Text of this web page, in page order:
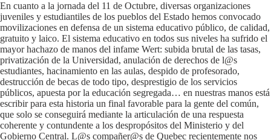
En cuanto a la jornada del 11 de Octubre, diversas organizaciones
juveniles y estudiantiles de los pueblos del Estado hemos convocado
movilizaciones en defensa de un sistema educativo público, de calidad,
gratuito y laico. El sistema educativo en todos sus niveles ha sufrido el
mayor hachazo de manos del infame Wert: subida brutal de las tasas,
privatización de la Universidad, anulación de derechos de l@s
estudiantes, hacinamiento en las aulas, despido de profesorado,
destrucción de becas de todo tipo, desprestigio de los servicios
públicos, apuesta por la educación segregada… en nuestras manos está
escribir para esta historia un final favorable para la gente del común,
que solo se conseguirá mediante la articulación de una respuesta
coherente y contundente a los despropósitos del Ministerio y del
Gobierno Central. L@s compañer@s de Quebec recientemente nos